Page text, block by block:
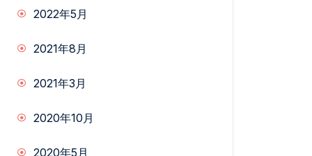
2022年5月
2021年8月
2021年3月
2020年10月
2020年5月